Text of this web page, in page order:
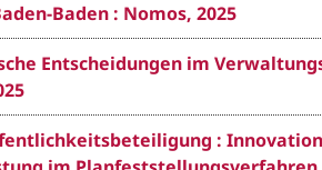
Baden : Nomos, 2025
Entscheidungen im
: